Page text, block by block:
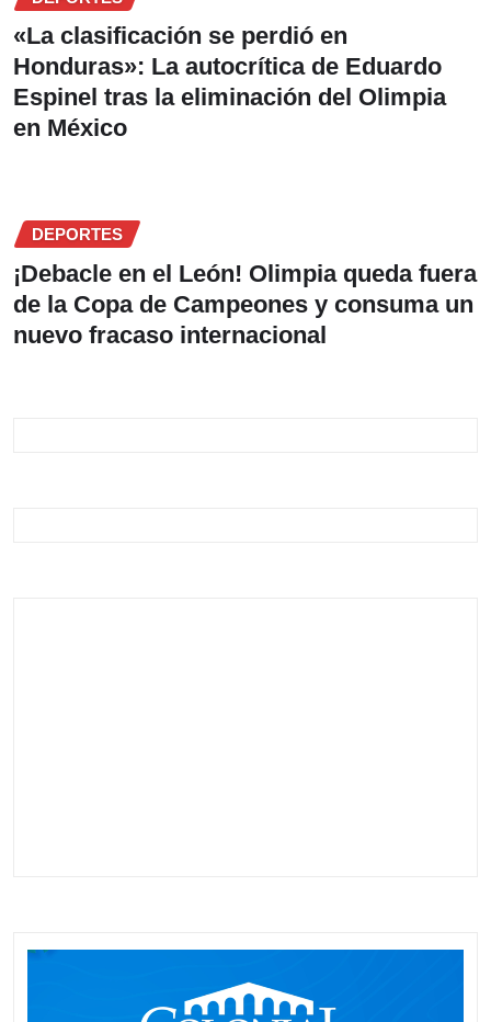
«La clasificación se perdió en
Honduras»: La autocrítica de Eduardo
Espinel tras la eliminación del Olimpia
en México
DEPORTES
¡Debacle en el León! Olimpia queda fuera
de la Copa de Campeones y consuma un
nuevo fracaso internacional